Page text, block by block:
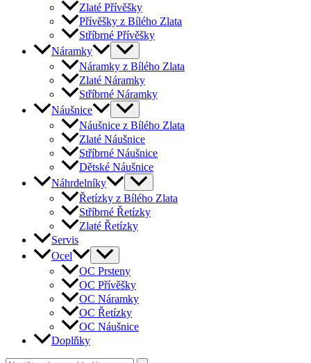
Zlaté Přívěšky
Přívěšky z Bílého Zlata
Stříbrné Přívěšky
Náramky
Náramky z Bílého Zlata
Zlaté Náramky
Stříbrné Náramky
Náušnice
Náušnice z Bílého Zlata
Zlaté Náušnice
Stříbrné Náušnice
Dětské Náušnice
Náhrdelníky
Řetízky z Bílého Zlata
Stříbrné Řetízky
Zlaté Řetízky
Servis
Ocel
OC Prsteny
OC Přívěšky
OC Náramky
OC Řetízky
OC Náušnice
Doplňky